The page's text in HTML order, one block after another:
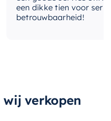
met eenhandig push-
de lade
een dikke tien voor
betrouwbaarheid!
verkopen